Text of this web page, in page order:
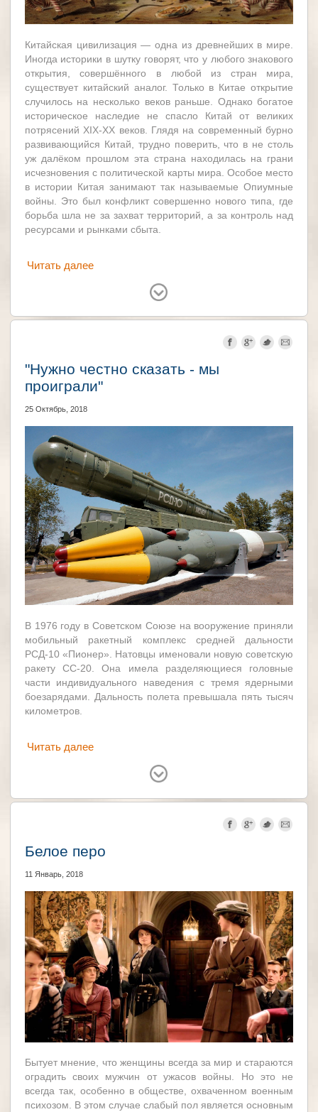
Китайская цивилизация — одна из древнейших в мире.
Иногда историки в шутку говорят, что у любого знакового
открытия, совершённого в любой из стран мира,
существует китайский аналог. Только в Китае открытие
случилось на несколько веков раньше. Однако богатое
историческое наследие не спасло Китай от великих
потрясений XIX-XX веков. Глядя на современный бурно
развивающийся Китай, трудно поверить, что в не столь
уж далёком прошлом эта страна находилась на грани
исчезновения с политической карты мира. Особое место
в истории Китая занимают так называемые Опиумные
войны. Это был конфликт совершенно нового типа, где
борьба шла не за захват территорий, а за контроль над
ресурсами и рынками сбыта.
Читать далее
Китай Великобритания США Россия
"Нужно честно сказать - мы
проиграли"
25 Октябрь, 2018
В 1976 году в Советском Союзе на вооружение приняли
мобильный ракетный комплекс средней дальности
РСД-10 «Пионер». Натовцы именовали новую советскую
ракету СС-20. Она имела разделяющиеся головные
части индивидуального наведения с тремя ядерными
боезарядами. Дальность полета превышала пять тысяч
километров.
Читать далее
СССР США Франция Великобритания Германия
Белое перо
11 Январь, 2018
Бытует мнение, что женщины всегда за мир и стараются
оградить своих мужчин от ужасов войны. Но это не
всегда так, особенно в обществе, охваченном военным
психозом. В этом случае слабый пол является основным